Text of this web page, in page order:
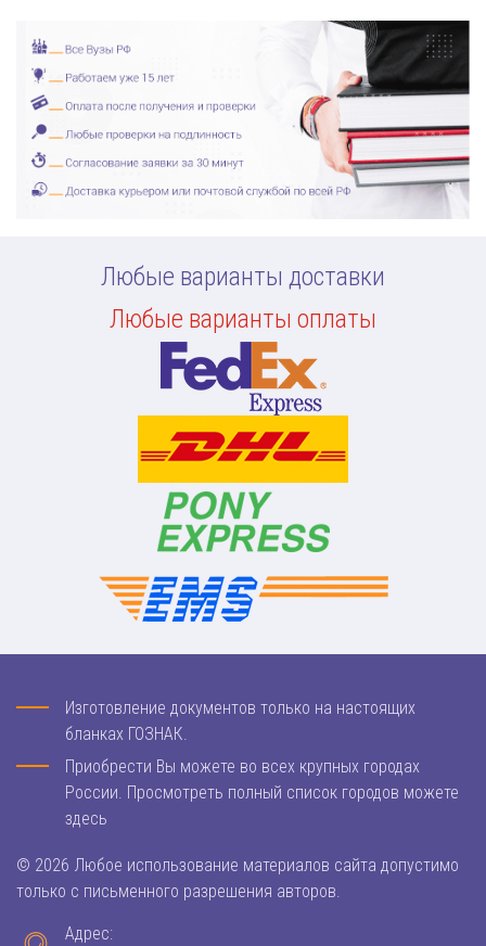
Любые варианты доставки
Любые варианты оплаты
Изготовление документов только на настоящих
бланках ГОЗНАК.
Приобрести Вы можете во всех крупных городах
России. Просмотреть полный список городов можете
здесь
© 2026 Любое использование материалов сайта допустимо
только с письменного разрешения авторов.
Адрес: